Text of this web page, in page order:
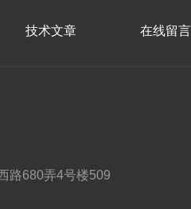
技术文章 在线留言
路680弄4号楼509